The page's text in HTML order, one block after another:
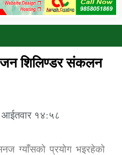
कार्यालय जुम्ला सुचना सन्देश
शिलिण्डर संकलन
१४:५८
ग्याँसको प्रयोग भइरहेको